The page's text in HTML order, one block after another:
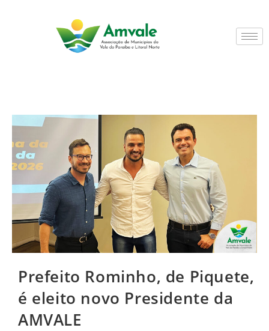
Prefeito Rominho, de Piquete,
é eleito novo Presidente da
AMVALE